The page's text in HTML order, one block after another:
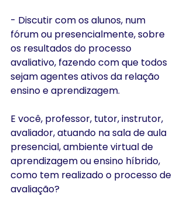
- Discutir com os alunos, num
fórum ou presencialmente, sobre
os resultados do processo
avaliativo, fazendo com que todos
sejam agentes ativos da relação
ensino e aprendizagem.
E você, professor, tutor, instrutor,
avaliador, atuando na sala de aula
presencial, ambiente virtual de
aprendizagem ou ensino híbrido,
como tem realizado o processo de
avaliação?